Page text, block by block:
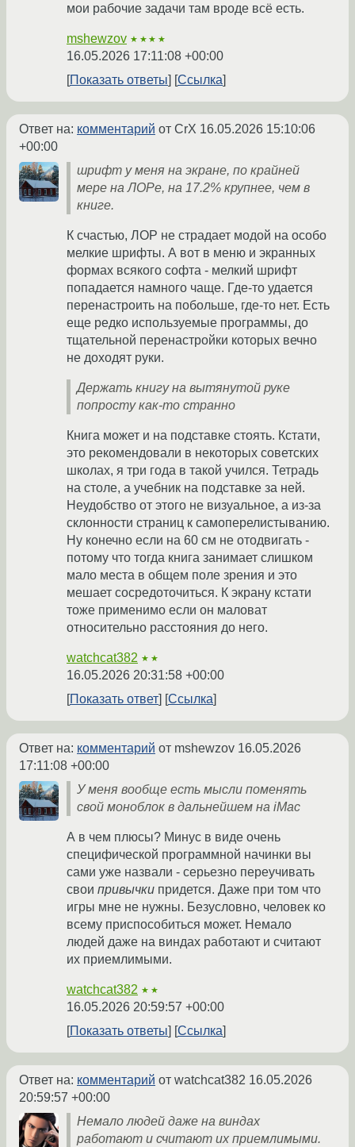
мои рабочие задачи там вроде всё есть.
mshewzov ★★★★
16.05.2026 17:11:08 +00:00
Показать ответы
Ссылка
Ответ на: комментарий от CrX 16.05.2026 15:10:06
+00:00
шрифт у меня на экране, по крайней
мере на ЛОРе, на 17.2% крупнее, чем в
книге.
К счастью, ЛОР не страдает модой на особо
мелкие шрифты. А вот в меню и экранных
формах всякого софта - мелкий шрифт
попадается намного чаще. Где-то удается
перенастроить на побольше, где-то нет. Есть
еще редко используемые программы, до
тщательной перенастройки которых вечно
не доходят руки.
Держать книгу на вытянутой руке
попросту как-то странно
Книга может и на подставке стоять. Кстати,
это рекомендовали в некоторых советских
школах, я три года в такой учился. Тетрадь
на столе, а учебник на подставке за ней.
Неудобство от этого не визуальное, а из-за
склонности страниц к самоперелистыванию.
Ну конечно если на 60 см не отодвигать -
потому что тогда книга занимает слишком
мало места в общем поле зрения и это
мешает сосредоточиться. К экрану кстати
тоже применимо если он маловат
относительно расстояния до него.
watchcat382 ★★
16.05.2026 20:31:58 +00:00
Показать ответ
Ссылка
Ответ на: комментарий от mshewzov 16.05.2026
17:11:08 +00:00
У меня вообще есть мысли поменять
свой моноблок в дальнейшем на iMac
А в чем плюсы? Минус в виде очень
специфической программной начинки вы
сами уже назвали - серьезно переучивать
свои привычки придется. Даже при том что
игры мне не нужны. Безусловно, человек ко
всему приспособиться может. Немало
людей даже на виндах работают и считают
их приемлимыми.
watchcat382 ★★
16.05.2026 20:59:57 +00:00
Показать ответы
Ссылка
Ответ на: комментарий от watchcat382 16.05.2026
20:59:57 +00:00
Немало людей даже на виндах
работают и считают их приемлимыми.